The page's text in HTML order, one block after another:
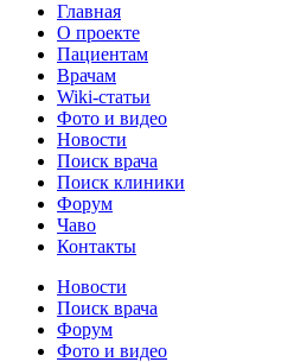
Главная
О проекте
Пациентам
Врачам
Wiki-статьи
Фото и видео
Новости
Поиск врача
Поиск клиники
Форум
Чаво
Контакты
Новости
Поиск врача
Форум
Фото и видео